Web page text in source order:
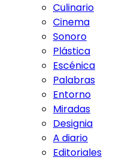
Culinario
Cinema
Sonoro
Plástica
Escénica
Palabras
Entorno
Miradas
Designia
A diario
Editoriales